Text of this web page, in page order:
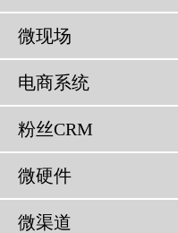
微现场
电商系统
粉丝CRM
微硬件
微渠道